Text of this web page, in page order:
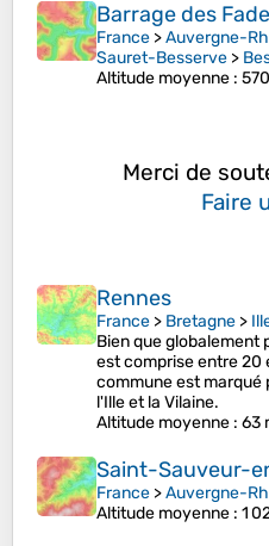
Barrage des
France >Auvergne-
Sauret-Besserve >
Altitude moyenne :
Merci de
Faire
Rennes
France > Bretagne >
Bien que globalement
est comprise entre 20
commune est marqué
l'Ille et la Vilaine.
Altitude moyenne : 63
Saint-Sauveur-
France >Auvergne-
Altitude moyenne : 1